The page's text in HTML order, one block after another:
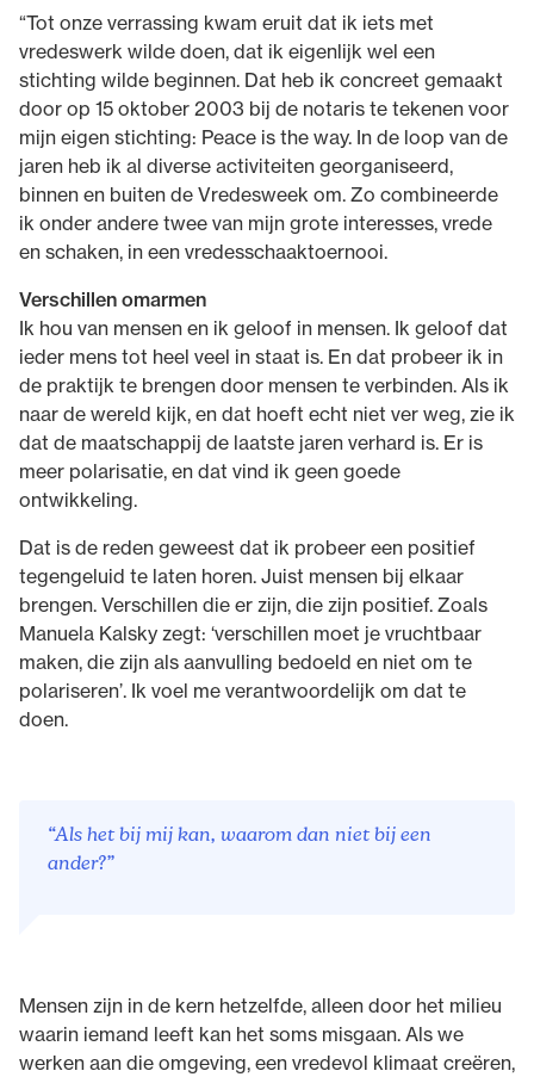
“Tot onze verrassing kwam eruit dat ik iets met
vredeswerk wilde doen, dat ik eigenlijk wel een
stichting wilde beginnen. Dat heb ik concreet gemaakt
door op 15 oktober 2003 bij de notaris te tekenen voor
mijn eigen stichting: Peace is the way. In de loop van de
jaren heb ik al diverse activiteiten georganiseerd,
binnen en buiten de Vredesweek om. Zo combineerde
ik onder andere twee van mijn grote interesses, vrede
en schaken, in een vredesschaaktoernooi.
Verschillen omarmen
Ik hou van mensen en ik geloof in mensen. Ik geloof dat
ieder mens tot heel veel in staat is. En dat probeer ik in
de praktijk te brengen door mensen te verbinden. Als ik
naar de wereld kijk, en dat hoeft echt niet ver weg, zie ik
dat de maatschappij de laatste jaren verhard is. Er is
meer polarisatie, en dat vind ik geen goede
ontwikkeling.
Dat is de reden geweest dat ik probeer een positief
tegengeluid te laten horen. Juist mensen bij elkaar
brengen. Verschillen die er zijn, die zijn positief. Zoals
Manuela Kalsky zegt: ‘verschillen moet je vruchtbaar
maken, die zijn als aanvulling bedoeld en niet om te
polariseren’. Ik voel me verantwoordelijk om dat te
doen.
“Als het bij mij kan, waarom dan niet bij een
ander?”
Mensen zijn in de kern hetzelfde, alleen door het milieu
waarin iemand leeft kan het soms misgaan. Als we
werken aan die omgeving, een vredevol klimaat creëren,